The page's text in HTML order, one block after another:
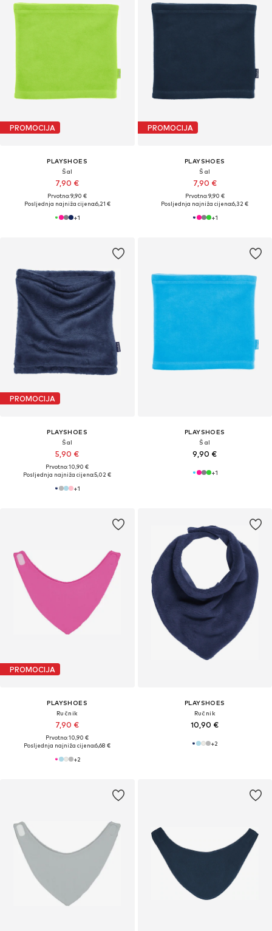
PROMOCIJA
PLAYSHOES
Šal
7,90 €
Prvotno: 9,90 €
Posljednja najniža cijena:6,21 €
+1
PROMOCIJA
PLAYSHOES
Šal
7,90 €
Prvotno: 9,90 €
Posljednja najniža cijena:6,32 €
+1
PROMOCIJA
PLAYSHOES
Šal
5,90 €
Prvotno: 10,90 €
Posljednja najniža cijena:5,02 €
+1
PLAYSHOES
Šal
9,90 €
+1
PROMOCIJA
PLAYSHOES
Ručnik
7,90 €
Prvotno: 10,90 €
Posljednja najniža cijena:6,68 €
+2
PLAYSHOES
Ručnik
10,90 €
+2